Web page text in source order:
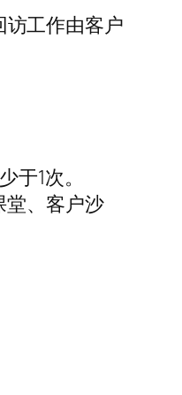
工作由客户
1次。
堂、客户沙